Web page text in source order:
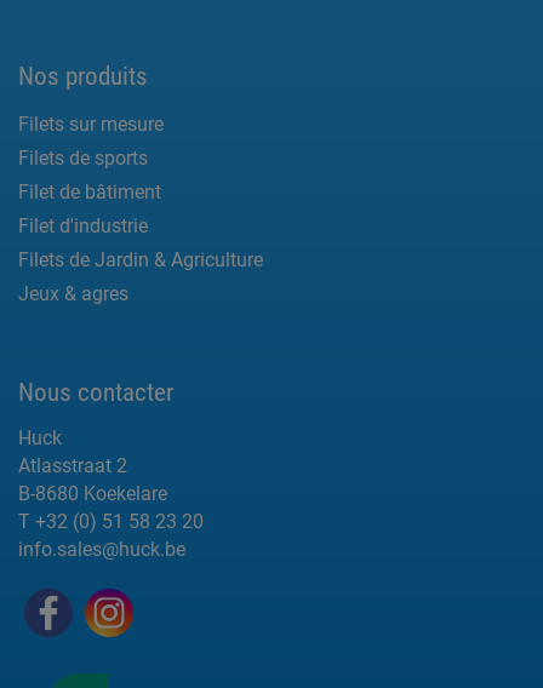
Nos produits
Filets sur mesure
Filets de sports
Filet de bâtiment
Filet d'industrie
Filets de Jardin & Agriculture
Jeux & agres
Nous contacter
Huck
Atlasstraat 2
B-8680 Koekelare
T +32 (0) 51 58 23 20
info.sales@huck.be